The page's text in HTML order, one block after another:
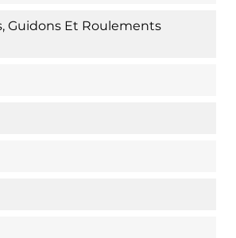
Guidons Et Roulements